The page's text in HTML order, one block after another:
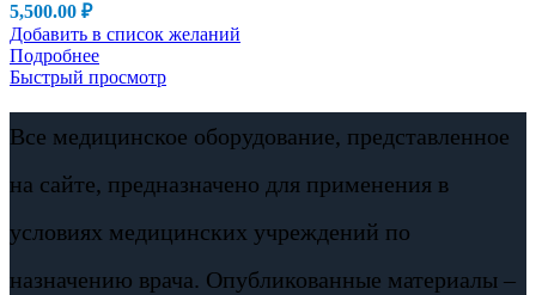
5,500.00 ₽
Добавить в список желаний
Подробнее
Быстрый просмотр
Все медицинское оборудование, представленное
на сайте, предназначено для применения в
условиях медицинских учреждений по
назначению врача. Опубликованные материалы –